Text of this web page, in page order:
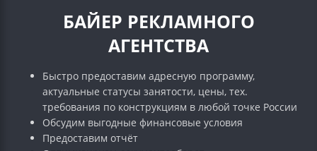
БАЙЕР РЕКЛАМНОГО
АГЕНТСТВА
Быстро предоставим адресную программу,
актуальные статусы занятости, цены, тех.
требования по конструкциям в любой точке России
Обсудим выгодные финансовые условия
Предоставим отчёт